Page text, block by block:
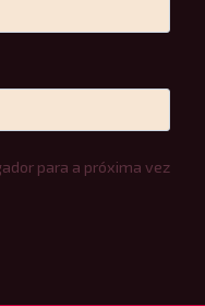
para a próxima vez